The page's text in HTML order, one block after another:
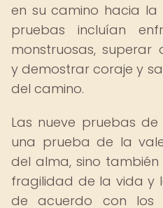
en su camino hacia la
pruebas incluían
monstruosas, superar
y demostrar coraje y
del camino.
Las nueve pruebas
una prueba de la
del alma, sino
fragilidad de la vida y
de acuerdo con los